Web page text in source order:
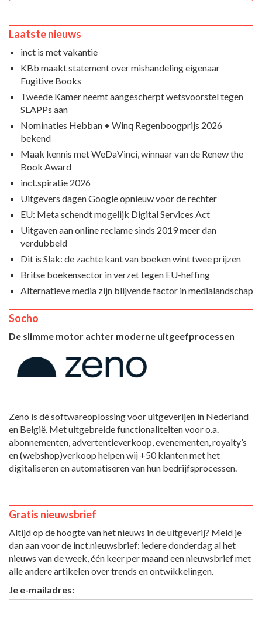
Laatste nieuws
inct is met vakantie
KBb maakt statement over mishandeling eigenaar
Fugitive Books
Tweede Kamer neemt aangescherpt wetsvoorstel tegen
SLAPPs aan
Nominaties Hebban • Winq Regenboogprijs 2026
bekend
Maak kennis met WeDaVinci, winnaar van de Renew the
Book Award
inct.spiratie 2026
Uitgevers dagen Google opnieuw voor de rechter
EU: Meta schendt mogelijk Digital Services Act
Uitgaven aan online reclame sinds 2019 meer dan
verdubbeld
Dit is Slak: de zachte kant van boeken wint twee prijzen
Britse boekensector in verzet tegen EU-heffing
Alternatieve media zijn blijvende factor in medialandschap
Socho
De slimme motor achter moderne uitgeefprocessen
Zeno is dé softwareoplossing voor uitgeverijen in Nederland
en België. Met uitgebreide functionaliteiten voor o.a.
abonnementen, advertentieverkoop, evenementen, royalty’s
en (webshop)verkoop helpen wij +50 klanten met het
digitaliseren en automatiseren van hun bedrijfsprocessen.
Gratis nieuwsbrief
Altijd op de hoogte van het nieuws in de uitgeverij? Meld je
dan aan voor de inct.nieuwsbrief: iedere donderdag al het
nieuws van de week, één keer per maand een nieuwsbrief met
alle andere artikelen over trends en ontwikkelingen.
Je e-mailadres: